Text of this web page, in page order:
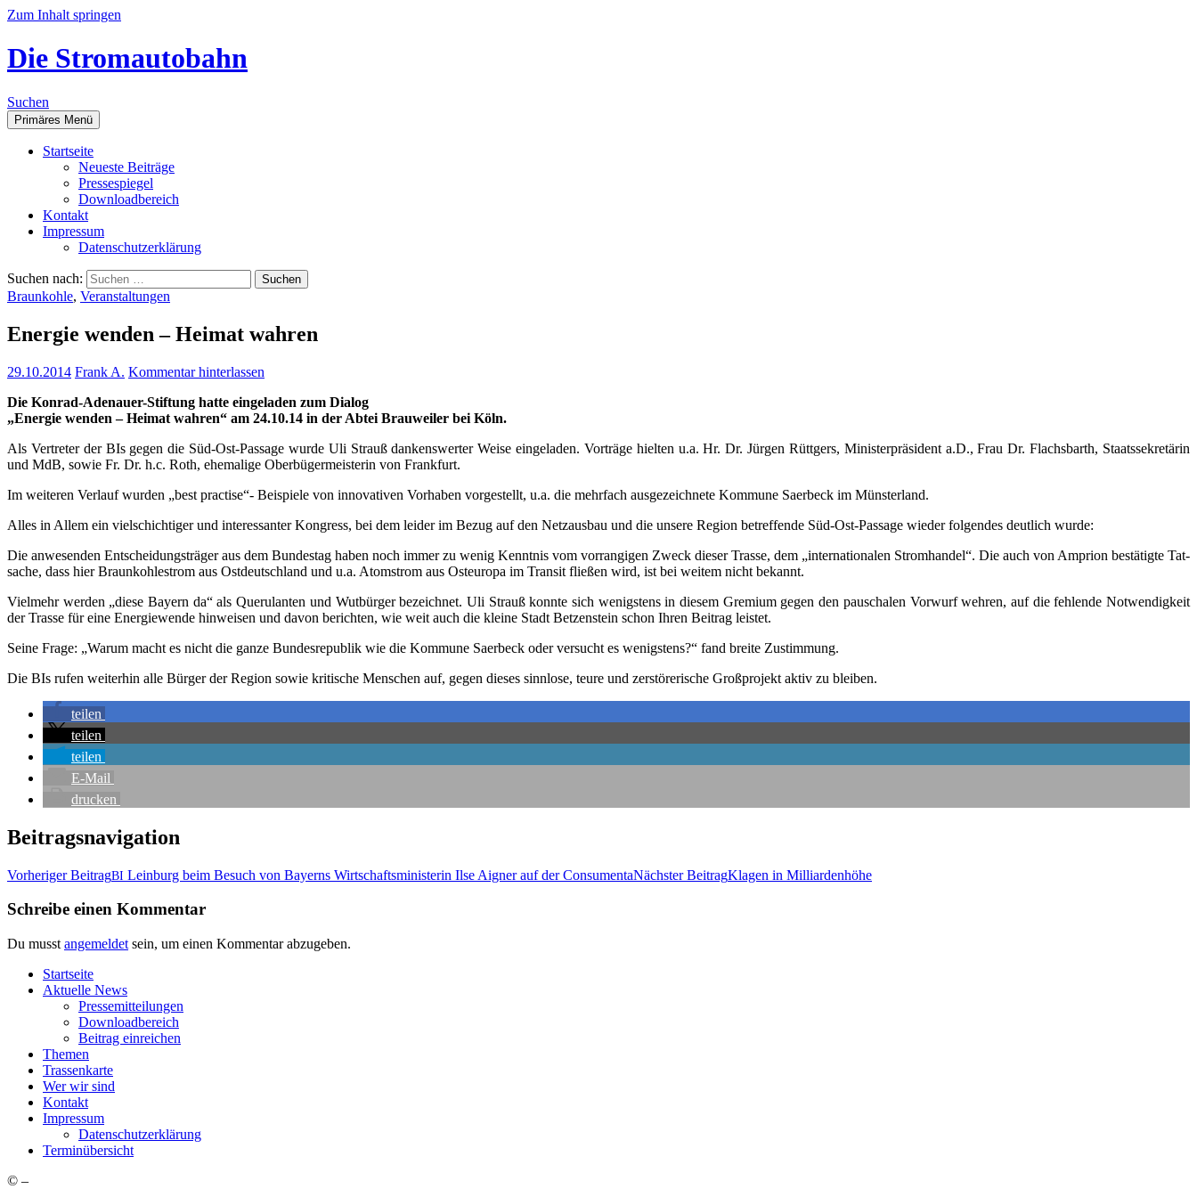
Zum Inhalt springen
Die Stromautobahn
Suchen
Primäres Menü
Start­sei­te
Neu­es­te Beiträge
Pres­se­spie­gel
Down­load­be­reich
Kon­takt
Impres­sum
Daten­schutz­er­klä­rung
Suchen nach:
Braunkohle, Veranstaltungen
Ener­gie wen­den – Hei­mat wahren
29.10.2014 Frank A. Kommentar hinterlassen
Die Kon­rad-Ade­nau­er-Stif­tung hat­te ein­ge­la­den zum Dia­log
„Ener­gie wen­den – Hei­mat wah­ren“ am 24.10.14 in der Abtei Brau­wei­ler bei Köln.
Als Ver­tre­ter der BIs gegen die Süd-Ost-Pas­sa­ge wur­de Uli Strauß dan­kens­wer­ter Wei­se ein­ge­la­den. Vor­trä­ge hiel­ten u.a. Hr. Dr. Jür­gen Rütt­gers, Minis­ter­prä­si­dent a.D., Frau Dr. Flachs­barth, Staats­se­kre­tä­rin
und MdB, sowie Fr. Dr. h.c. Roth, ehe­ma­li­ge Ober­bü­ger­meis­te­rin von Frankfurt.
Im wei­te­ren Ver­lauf wur­den „best prac­ti­se“- Bei­spie­le von inno­va­ti­ven Vor­ha­ben vor­ge­stellt, u.a. die mehr­fach aus­ge­zeich­ne­te Kom­mu­ne Saer­beck im Münsterland.
Alles in Allem ein viel­schich­ti­ger und inter­es­san­ter Kon­gress, bei dem lei­der im Bezug auf den Netz­aus­bau und die unse­re Regi­on betref­fen­de Süd-Ost-Pas­sa­ge wie­der fol­gen­des deut­lich wurde:
Die anwe­sen­den Ent­schei­dungs­trä­ger aus dem Bun­des­tag haben noch immer zu wenig Kennt­nis vom vor­ran­gi­gen Zweck die­ser Tras­se, dem „inter­na­tio­na­len Strom­han­del“. Die auch von Ampri­on bestä­tig­te Tat­
sa­che, dass hier Braun­koh­lestrom aus Ost­deutsch­land und u.a. Atom­strom aus Ost­eu­ro­pa im Tran­sit flie­ßen wird, ist bei wei­tem nicht bekannt.
Viel­mehr wer­den „die­se Bay­ern da“ als Que­ru­lan­ten und Wut­bür­ger bezeich­net. Uli Strauß konn­te sich wenigs­tens in die­sem Gre­mi­um gegen den pau­scha­len Vor­wurf weh­ren, auf die feh­len­de Not­wen­dig­keit
der Tras­se für eine Ener­gie­wen­de hin­wei­sen und davon berich­ten, wie weit auch die klei­ne Stadt Bet­zen­stein schon Ihren Bei­trag leistet.
Sei­ne Fra­ge: „War­um macht es nicht die gan­ze Bun­des­re­pu­blik wie die Kom­mu­ne Saer­beck oder ver­sucht es wenigs­tens?“ fand brei­te Zustimmung.
Die BIs rufen wei­ter­hin alle Bür­ger der Regi­on sowie kri­ti­sche Men­schen auf, gegen die­ses sinn­lo­se, teu­re und zer­stö­re­ri­sche Groß­pro­jekt aktiv zu bleiben.
tei­len
tei­len
tei­len
E‑Mail
dru­cken
Beitragsnavigation
Vorheriger BeitragBI Lein­burg beim Besuch von Bay­erns Wirt­schafts­mi­nis­te­rin Ilse Aigner auf der ConsumentaNächster BeitragKla­gen in Milliardenhöhe
Schreibe einen Kommentar
Du musst angemeldet sein, um einen Kommentar abzugeben.
Start­sei­te
Aktu­el­le News
Pres­se­mit­tei­lun­gen
Down­load­be­reich
Bei­trag einreichen
The­men
Tras­sen­kar­te
Wer wir sind
Kon­takt
Impres­sum
Daten­schutz­er­klä­rung
Ter­min­über­sicht
© –